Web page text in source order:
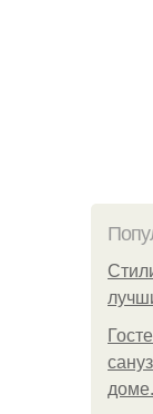
доме.